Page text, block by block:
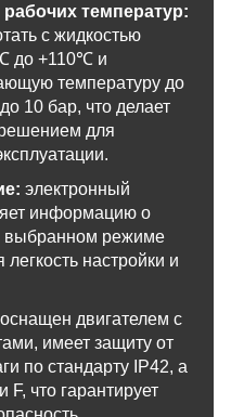
температур:
с жидкостью
до +110℃ и
температуру до
10 бар, что делает
для
электронный
информацию о
выбранном режиме
настройки и
двигателем с
имеет защиту от
по стандарту IP42, а
F, что гарантирует